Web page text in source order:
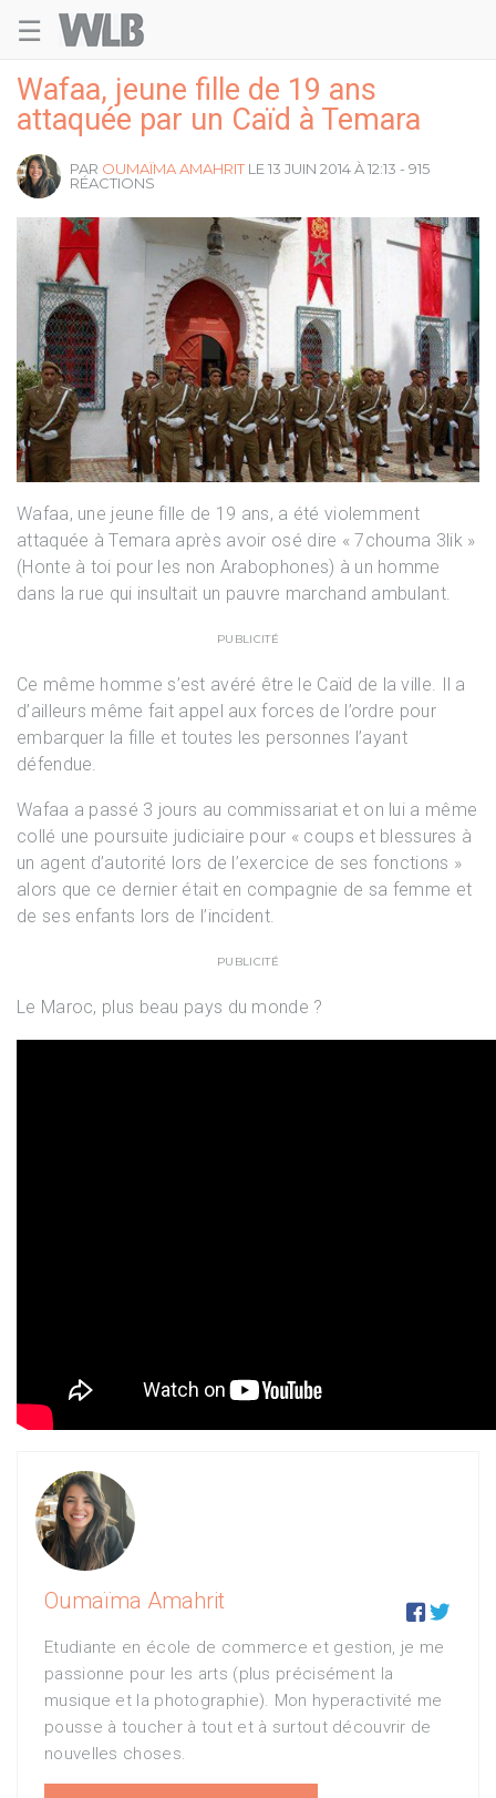
☰
Wafaa, jeune fille de 19 ans
attaquée par un Caïd à Temara
PAR OUMAÏMA AMAHRIT LE 13 JUIN 2014 À 12:13 - 915
RÉACTIONS
Wafaa, une jeune fille de 19 ans, a été violemment
attaquée à Temara après avoir osé dire « 7chouma 3lik »
(Honte à toi pour les non Arabophones) à un homme
dans la rue qui insultait un pauvre marchand ambulant.
PUBLICITÉ
Ce même homme s’est avéré être le Caïd de la ville. Il a
d’ailleurs même fait appel aux forces de l’ordre pour
embarquer la fille et toutes les personnes l’ayant
défendue.
Wafaa a passé 3 jours au commissariat et on lui a même
collé une poursuite judiciaire pour « coups et blessures à
un agent d’autorité lors de l’exercice de ses fonctions »
alors que ce dernier était en compagnie de sa femme et
de ses enfants lors de l’incident.
PUBLICITÉ
Le Maroc, plus beau pays du monde ?
Oumaïma Amahrit 

Etudiante en école de commerce et gestion, je me
passionne pour les arts (plus précisément la
musique et la photographie). Mon hyperactivité me
pousse à toucher à tout et à surtout découvrir de
nouvelles choses.